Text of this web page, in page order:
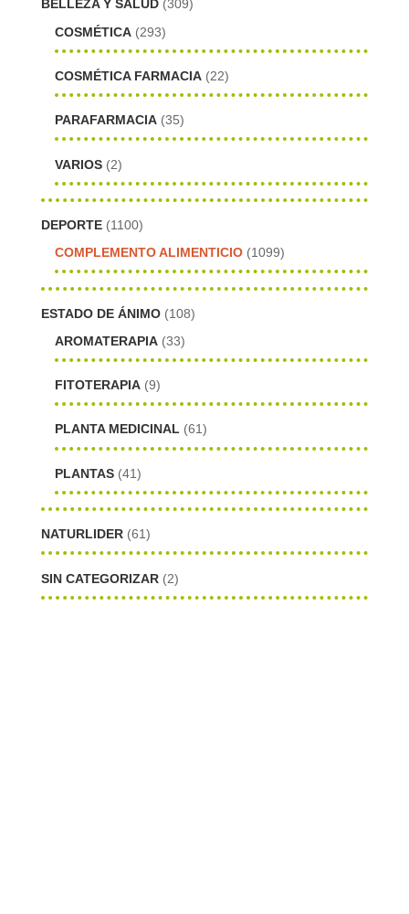
BELLEZA Y SALUD (309)
COSMÉTICA (293)
COSMÉTICA FARMACIA (22)
PARAFARMACIA (35)
VARIOS (2)
DEPORTE (1100)
COMPLEMENTO ALIMENTICIO (1099)
ESTADO DE ÁNIMO (108)
AROMATERAPIA (33)
FITOTERAPIA (9)
PLANTA MEDICINAL (61)
PLANTAS (41)
NATURLIDER (61)
SIN CATEGORIZAR (2)